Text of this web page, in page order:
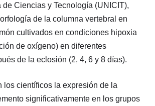
de Ciencias y Tecnología (UNICIT),
de la columna vertebral en
cultivados en condiciones hipoxia
de oxígeno) en diferentes
de la eclosión (2, 4, 6 y 8 días).
los científicos la expresión de la
significativamente en los grupos